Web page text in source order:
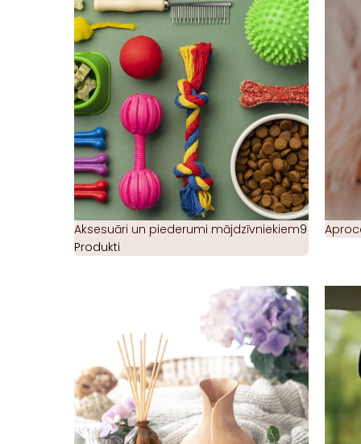
Aksesuāri un piederumi mājdzīvniekiem9
Produkti